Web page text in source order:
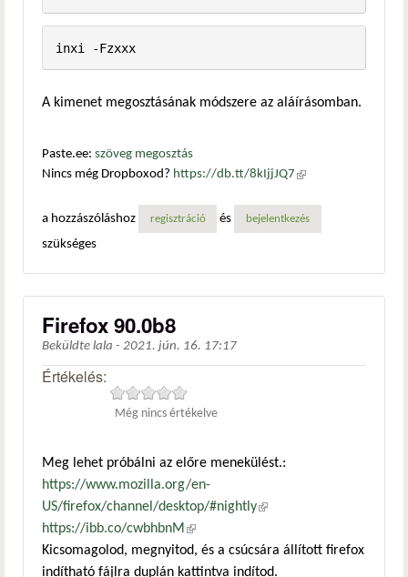
inxi -Fzxxx
A kimenet megosztásának módszere az aláírásomban.
Paste.ee: szöveg megosztás
Nincs még Dropboxod? https://db.tt/8kIjjJQ7 (külső
a hozzászóláshoz
regisztráció és bejelentkezés
szükséges
Firefox 90.0b8
Beküldte lala - 2021. jún. 16. 17:17
Értékelés:
Még nincs értékelve
Meg lehet próbálni az előre menekülést.:
https://www.mozilla.org/en-
US/firefox/channel/desktop/#nightly(külső hivatkozás)
https://ibb.co/cwbhbnM (külső hivatkozás)
Kicsomagolod, megnyitod, és a csúcsára állított firefox
indítható fájlra duplán kattintva indítod.